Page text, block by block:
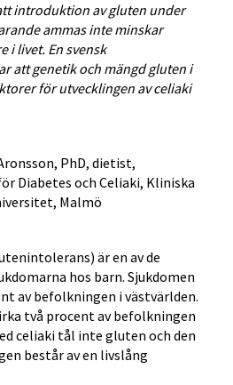
introduktion av gluten under
ammas inte minskar
i livet. En svensk
att genetik och mängd gluten i
för utvecklingen av celiaki
PhD, dietist,
Diabetes och Celiaki, Kliniska
Malmö
är en av de
hos barn. Sjukdomen
av befolkningen i västvärlden.
två procent av befolkningen
celiaki tål inte gluten och den
består av en livslång